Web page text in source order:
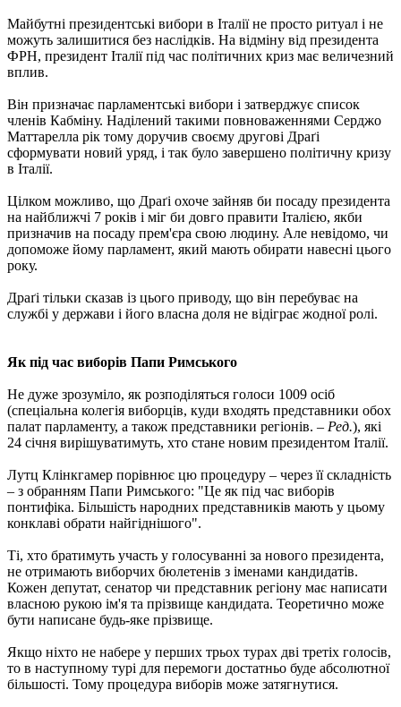
Майбутні президентські вибори в Італії не просто ритуал і не
можуть залишитися без наслідків. На відміну від президента
ФРН, президент Італії під час політичних криз має величезний
вплив.
Він призначає парламентські вибори і затверджує список
членів Кабміну. Наділений такими повноваженнями Серджо
Маттарелла рік тому доручив своєму другові Драґі
сформувати новий уряд, і так було завершено політичну кризу
в Італії.
Цілком можливо, що Драґі охоче зайняв би посаду президента
на найближчі 7 років і міг би довго правити Італією, якби
призначив на посаду прем'єра свою людину. Але невідомо, чи
допоможе йому парламент, який мають обирати навесні цього
року.
Драґі тільки сказав із цього приводу, що він перебуває на
службі у держави і його власна доля не відіграє жодної ролі.
Як під час виборів Папи Римського
Не дуже зрозуміло, як розподіляться голоси 1009 осіб
(спеціальна колегія виборців, куди входять представники обох
палат парламенту, а також представники регіонів. – Ред.), які
24 січня вирішуватимуть, хто стане новим президентом Італії.
Лутц Клінкгамер порівнює цю процедуру – через її складність
– з обранням Папи Римського: "Це як під час виборів
понтифіка. Більшість народних представників мають у цьому
конклаві обрати найгіднішого".
Ті, хто братимуть участь у голосуванні за нового президента,
не отримають виборчих бюлетенів з іменами кандидатів.
Кожен депутат, сенатор чи представник регіону має написати
власною рукою ім'я та прізвище кандидата. Теоретично може
бути написане будь-яке прізвище.
Якщо ніхто не набере у перших трьох турах дві третіх голосів,
то в наступному турі для перемоги достатньо буде абсолютної
більшості. Тому процедура виборів може затягнутися.